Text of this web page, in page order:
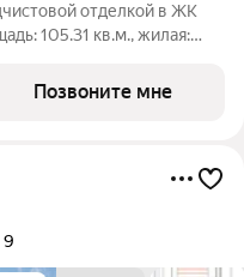
отделкой в ЖК
105.31 кв.м., жилая:
кухней-гостиной и двумя
Позвоните мне
9